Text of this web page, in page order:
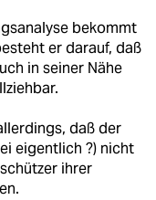
bekommt
er darauf, daß
in seiner Nähe
daß der
eigentlich ?) nicht
ihrer